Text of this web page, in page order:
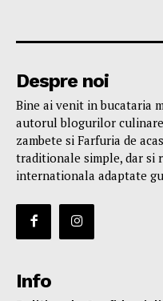
Despre noi
Bine ai venit in bucataria
autorul blogurilor
zambete si Farfuria de
traditionale simple, dar si
internationala adaptate
Info